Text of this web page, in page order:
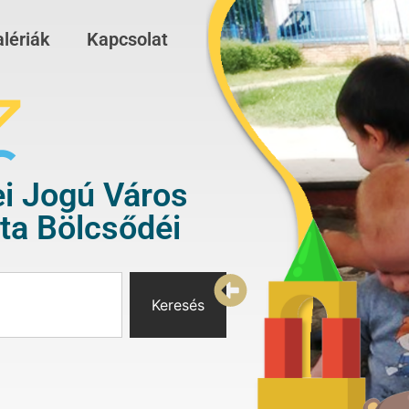
Kapcsolat
Jogú Város
Bölcsődéi
Keresés